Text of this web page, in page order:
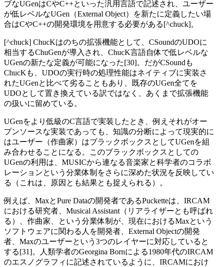
ブなUGenはCやC++といった汎用言語で記述され、ユーザー
が低レベルなUGen（External Object）を新たに定義したい場
合はCやC++の開発環境を用意する必要がある[^chuck]。
[^chuck] ChucKはのちの拡張機能として、CSoundのUDOに
相当するChuGenが導入され、ChucK言語自体で低レベルな
UGenの新たな定義が可能になった[30]。だがCSoundも
ChucKも、UDOの実行時の処理性能はネイティブに実装さ
れたUGenと比べて劣ることもあり、既存のUGen全てを
UDOとして置き換えている訳ではなく、あくまで拡張機能
の扱いに留めている。
UGenをより低級のC言語で実装したとき、例えそれがオー
プンソースな実装であっても、知識の分断によって現実的に
はユーザー（作曲家）はブラックボックスとしてUGenを組
み合わせることになる。このブラックボックスとしての
UGenの利用は、MUSICから連なる音楽家と科学者のコラボ
レーションという分業体制をさらに深めた状況を反映してい
る（これは、原因とも結果とも捉えられる）。
例えば、MaxとPure Dataの開発者であるPucketteは、IRCAM
における研究者、Musical Assistant（リアライザーとも呼ばれ
る）、作曲家、という分業体制が、現在におけるMaxという
ソフトウェアに関わる人を開発者、External Objectの開発
者、Maxのユーザーという3つのレイヤーに対応していると
する[31]。人類学者のGeorgina Bornによる1980年代のIRCAM
のエスノグラフィに記述されているように、IRCAMにおけ